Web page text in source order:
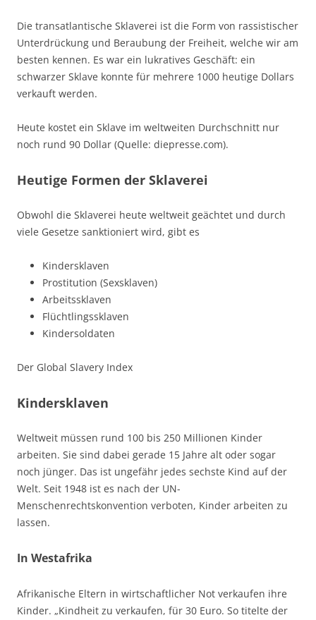
Die transatlantische Sklaverei ist die Form von rassistischer
Unterdrückung und Beraubung der Freiheit, welche wir am
besten kennen. Es war ein lukratives Geschäft: ein
schwarzer Sklave konnte für mehrere 1000 heutige Dollars
verkauft werden.
Heute kostet ein Sklave im weltweiten Durchschnitt nur
noch rund 90 Dollar (Quelle: diepresse.com).
Heutige Formen der Sklaverei
Obwohl die Sklaverei heute weltweit geächtet und durch
viele Gesetze sanktioniert wird, gibt es
Kindersklaven
Prostitution (Sexsklaven)
Arbeitssklaven
Flüchtlingssklaven
Kindersoldaten
Der Global Slavery Index
Kindersklaven
Weltweit müssen rund 100 bis 250 Millionen Kinder
arbeiten. Sie sind dabei gerade 15 Jahre alt oder sogar
noch jünger. Das ist ungefähr jedes sechste Kind auf der
Welt. Seit 1948 ist es nach der UN-
Menschenrechtskonvention verboten, Kinder arbeiten zu
lassen.
In Westafrika
Afrikanische Eltern in wirtschaftlicher Not verkaufen ihre
Kinder. „Kindheit zu verkaufen, für 30 Euro. So titelte der